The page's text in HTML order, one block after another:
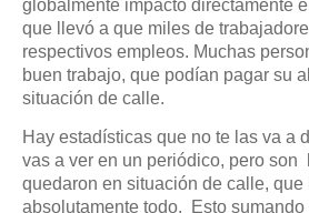
globalmente impactó directamente
que llevó a que miles de
respectivos empleos. Muchas
buen trabajo, que podían pagar su
situación de calle.
Hay estadísticas que no te las va a
vas a ver en un periódico, pero son
quedaron en situación de calle, que
absolutamente todo.
Esto